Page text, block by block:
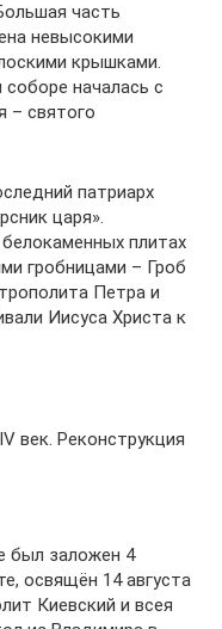
часть
невысокими
крышками.
началась с
– святого
патриарх
царя».
плитах
гробницами – Гроб
Петра и
Иисуса Христа к
век. Реконструкция
был заложен 4
освящён 14 августа
Киевский и всея